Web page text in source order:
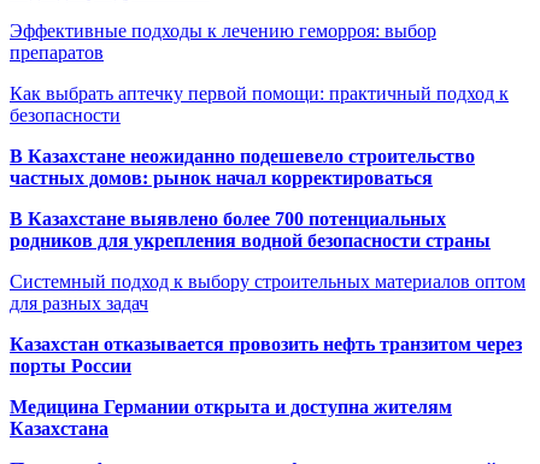
Эффективные подходы к лечению геморроя: выбор
препаратов
Как выбрать аптечку первой помощи: практичный подход к
безопасности
В Казахстане неожиданно подешевело строительство
частных домов: рынок начал корректироваться
В Казахстане выявлено более 700 потенциальных
родников для укрепления водной безопасности страны
Системный подход к выбору строительных материалов оптом
для разных задач
Казахстан отказывается провозить нефть транзитом через
порты России
Медицина Германии открыта и доступна жителям
Казахстана